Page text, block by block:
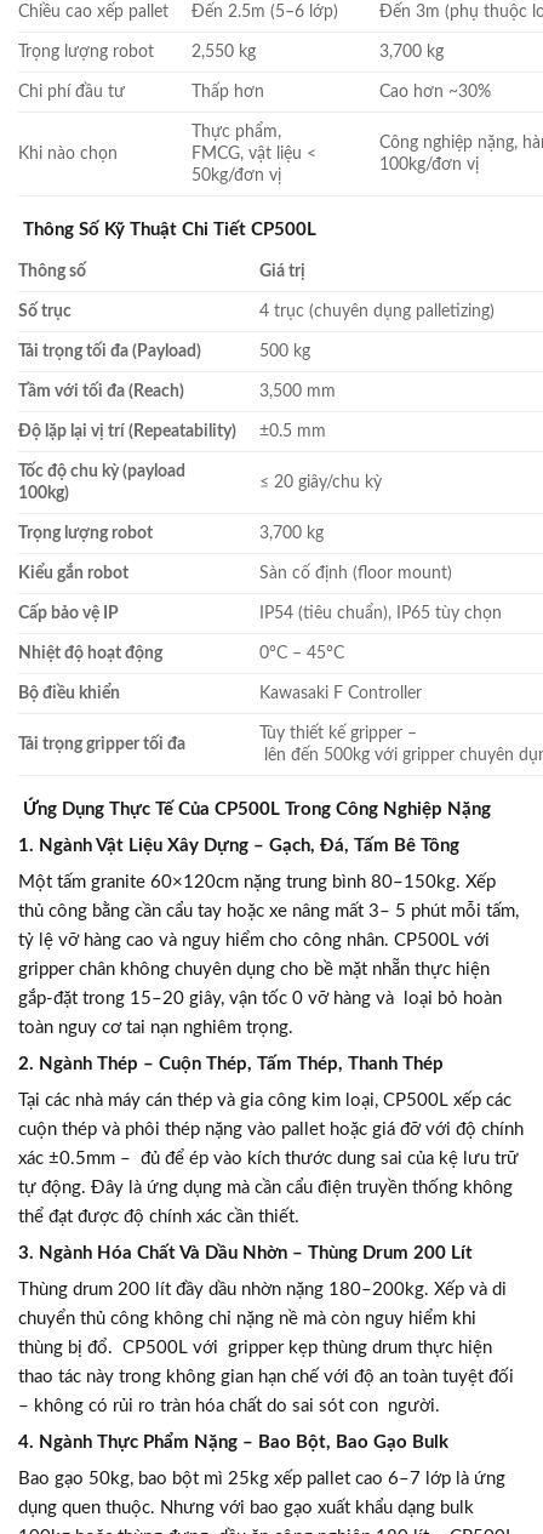
Chiều cao xếp pallet Đến 2.5m (5–6 lớp) Đến 3m (phụ thuộc
Trọng lượng robot 2,550 kg 3,700 kg
Chi phí đầu tư Thấp hơn Cao hơn ~30%
Khi nào chọn
Thực phẩm,
FMCG, vật liệu <
50kg/đơn vị
Công nghiệp nặng,
100kg/đơn vị
Thông Số Kỹ Thuật Chi Tiết CP500L
Thông số Giá trị
Số trục 4 trục (chuyên dụng palletizing)
Tải trọng tối đa (Payload) 500 kg
Tầm với tối đa (Reach) 3,500 mm
Độ lặp lại vị trí (Repeatability) ±0.5 mm
Tốc độ chu kỳ (payload
100kg)
≤ 20 giây/chu kỳ
Trọng lượng robot 3,700 kg
Kiểu gắn robot Sàn cố định (floor mount)
Cấp bảo vệ IP IP54 (tiêu chuẩn), IP65 tùy chọn
Nhiệt độ hoạt động 0°C – 45°C
Bộ điều khiển Kawasaki F Controller
Tải trọng gripper tối đa
Tùy thiết kế gripper –
lên đến 500kg với gripper chuyên
Ứng Dụng Thực Tế Của CP500L Trong Công Nghiệp Nặng
1. Ngành Vật Liệu Xây Dựng – Gạch, Đá, Tấm Bê Tông
Một tấm granite 60×120cm nặng trung bình 80–150kg. Xếp
thủ công bằng cần cẩu tay hoặc xe nâng mất 3– 5 phút mỗi tấm,
tỷ lệ vỡ hàng cao và nguy hiểm cho công nhân. CP500L với
gripper chân không chuyên dụng cho bề mặt nhẵn thực hiện
gắp-đặt trong 15–20 giây, vận tốc 0 vỡ hàng và loại bỏ hoàn
toàn nguy cơ tai nạn nghiêm trọng.
2. Ngành Thép – Cuộn Thép, Tấm Thép, Thanh Thép
Tại các nhà máy cán thép và gia công kim loại, CP500L xếp các
cuộn thép và phôi thép nặng vào pallet hoặc giá đỡ với độ chính
xác ±0.5mm – đủ để ép vào kích thước dung sai của kệ lưu trữ
tự động. Đây là ứng dụng mà cần cẩu điện truyền thống không
thể đạt được độ chính xác cần thiết.
3. Ngành Hóa Chất Và Dầu Nhờn – Thùng Drum 200 Lít
Thùng drum 200 lít đầy dầu nhờn nặng 180–200kg. Xếp và di
chuyển thủ công không chỉ nặng nề mà còn nguy hiểm khi
thùng bị đổ. CP500L với gripper kẹp thùng drum thực hiện
thao tác này trong không gian hạn chế với độ an toàn tuyệt đối
– không có rủi ro tràn hóa chất do sai sót con người.
4. Ngành Thực Phẩm Nặng – Bao Bột, Bao Gạo Bulk
Bao gạo 50kg, bao bột mì 25kg xếp pallet cao 6–7 lớp là ứng
dụng quen thuộc. Nhưng với bao gạo xuất khẩu dạng bulk